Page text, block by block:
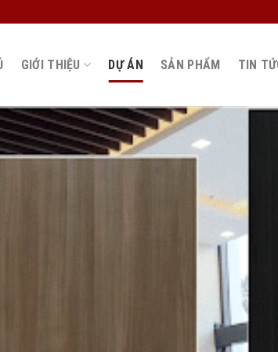
GIỚI THIỆU DỰ ÁN SẢN PHẨM TIN